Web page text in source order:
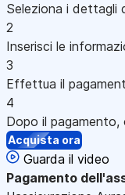
Seleziona i dettagli
2
Inserisci le
3
Effettua il
4
Dopo il
Acquista ora
Guarda il video
Pagamento